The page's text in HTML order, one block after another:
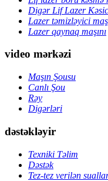
Digər Lif Lazer
Lazer təmizləyici
Lazer qaynaq maşını
video mərkəzi
Maşın Şousu
Canlı Şou
Rəy
Digərləri
dəstəkləyir
Texniki Təlim
Dəstək
Tez-tez verilən